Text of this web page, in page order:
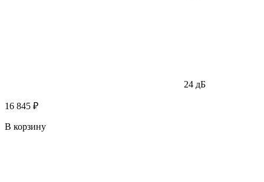
24 дБ
16 845 ₽
В корзину